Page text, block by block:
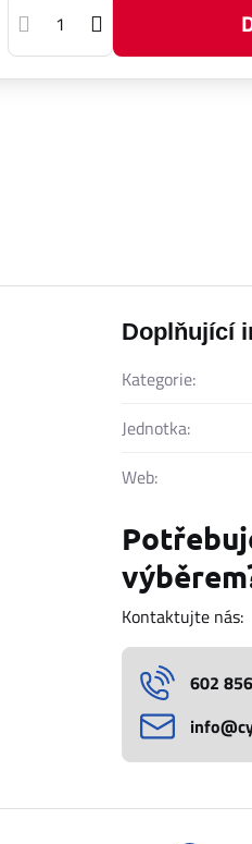
Doplňující
Kategorie:
Jednotka:
Web:
Kontaktujte nás:
602